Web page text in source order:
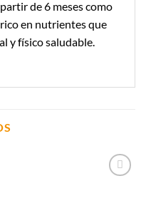
de 6 meses como
en nutrientes que
y físico saludable.